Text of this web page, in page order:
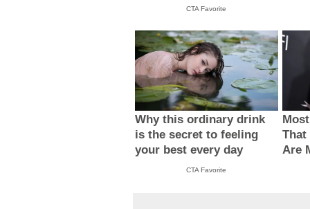
CTA Favorite
Why this ordinary drink
is the secret to feeling
your best every day
CTA Favorite
That
Are